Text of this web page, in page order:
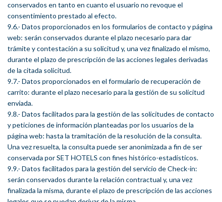
conservados en tanto en cuanto el usuario no revoque el
consentimiento prestado al efecto.
9.6.- Datos proporcionados en los formularios de contacto y página
web: serán conservados durante el plazo necesario para dar
trámite y contestación a su solicitud y, una vez finalizado el mismo,
durante el plazo de prescripción de las acciones legales derivadas
de la citada solicitud.
9.7.- Datos proporcionados en el formulario de recuperación de
carrito: durante el plazo necesario para la gestión de su solicitud
enviada.
9.8.- Datos facilitados para la gestión de las solicitudes de contacto
y peticiones de información planteadas por los usuarios de la
página web: hasta la tramitación de la resolución de la consulta.
Una vez resuelta, la consulta puede ser anonimizada a fin de ser
conservada por SET HOTELS con fines histórico-estadísticos.
9.9.- Datos facilitados para la gestión del servicio de Check-in:
serán conservados durante la relación contractual y, una vez
finalizada la misma, durante el plazo de prescripción de las acciones